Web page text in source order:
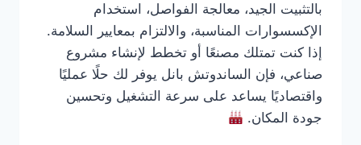
بالتثبيت الجيد، معالجة الفواصل، استخدام
الإكسسوارات المناسبة، والالتزام بمعايير السلامة.
إذا كنت تمتلك مصنعًا أو تخطط لإنشاء مشروع
صناعي، فإن الساندوتش بانل يوفر لك حلًا عمليًا
واقتصاديًا يساعد على سرعة التشغيل وتحسين
جودة المكان.